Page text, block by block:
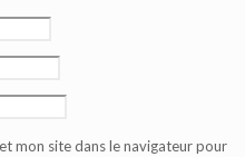
mon site dans le navigateur pour